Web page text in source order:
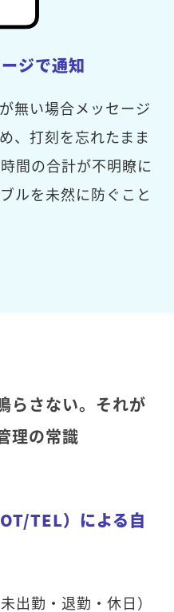
ジで通知
無い場合メッセージ
、打刻を忘れたまま
間の合計が不明瞭に
ルを未然に防ぐこと
らさない。それが
理の常識
TEL）による自
出勤・退勤・休日）